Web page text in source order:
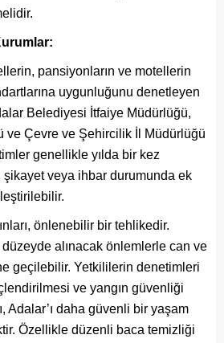
pansiyonların ve motellerin
uygunluğunu denetleyen
Belediyesi İtfaiye Müdürlüğü,
ve Çevre ve Şehircilik İl Müdürlüğü
genellikle yılda bir kez
şikayet veya ihbar durumunda ek
önlenebilir bir tehlikedir.
alınacak önlemlerle can ve
geçilebilir. Yetkililerin denetimleri
ve yangın güvenliği
Adalar’ı daha güvenli bir yaşam
Özellikle düzenli baca temizliği